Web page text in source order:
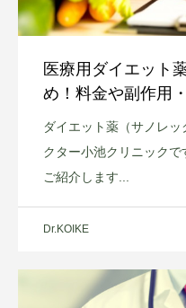
医療用ダイエット
め！料金や副作用
ダイエット薬（サノレ
クター小池クリニック
ご紹介します...
Dr.KOIKE